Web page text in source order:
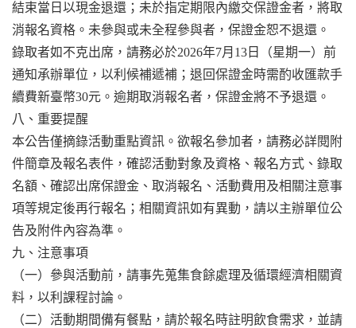
結束當日以現金退還；未於指定期限內繳交保證金者，將取
消報名資格。未參與或未全程參與者，保證金恕不退還。
錄取者如不克出席，請務必於2026年7月13日（星期一）前
通知承辦單位，以利候補遞補；退回保證金時需酌收匯款手
續費新臺幣30元。逾期取消報名者，保證金將不予退還。
八、重要提醒
本公告僅摘錄活動重點資訊。欲報名參加者，請務必詳閱附
件簡章及報名表件，確認活動對象及資格、報名方式、錄取
名額、確認出席保證金、取消報名、活動費用及相關注意事
項等規定後再行報名；相關資訊如有異動，請以主辦單位公
告及附件內容為準。
九、注意事項
（一）參與活動前，請事先蒐集食餘處理及循環經濟相關資
料，以利課程討論。
（二）活動期間備有餐點，請於報名時註明飲食需求，並請